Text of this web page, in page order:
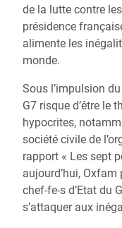
de la lutte contre
présidence
alimente les
monde.
Sous l’impulsion
G7 risque d’être le
hypocrites,
société civile de
rapport « Les sept
aujourd’hui,
chef-fe-s d’Etat du
s’attaquer aux